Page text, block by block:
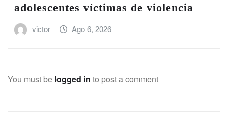
adolescentes víctimas de violencia
victor Ago 6, 2026
You must be logged in to post a comment